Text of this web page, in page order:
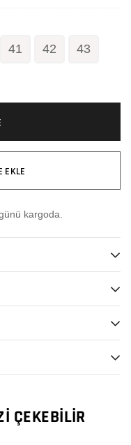
41 42 43
EKLE
kargoda.
ÇEKEBILIR